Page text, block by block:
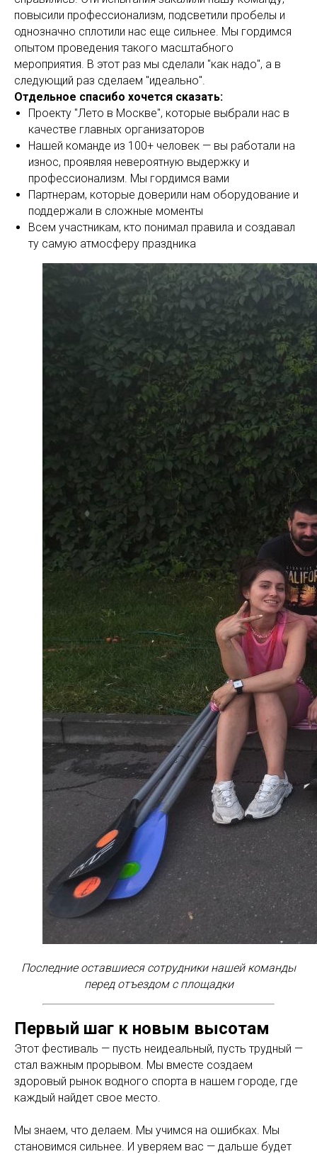
повысили профессионализм, подсветили пробелы и
однозначно сплотили нас еще сильнее. Мы гордимся
опытом проведения такого масштабного
мероприятия. В этот раз мы сделали "как надо", а в
следующий раз сделаем "идеально".
Отдельное спасибо хочется сказать:
Проекту "Лето в Москве", которые выбрали нас в
качестве главных организаторов
Нашей команде из 100+ человек — вы работали на
износ, проявляя невероятную выдержку и
профессионализм. Мы гордимся вами
Партнерам, которые доверили нам оборудование и
поддержали в сложные моменты
Всем участникам, кто понимал правила и создавал
ту самую атмосферу праздника
Последние оставшиеся сотрудники нашей команды
перед отъездом с площадки
Первый шаг к новым высотам
Этот фестиваль — пусть неидеальный, пусть трудный —
стал важным прорывом. Мы вместе создаем
здоровый рынок водного спорта в нашем городе, где
каждый найдет свое место.
Мы знаем, что делаем. Мы учимся на ошибках. Мы
становимся сильнее. И уверяем вас — дальше будет